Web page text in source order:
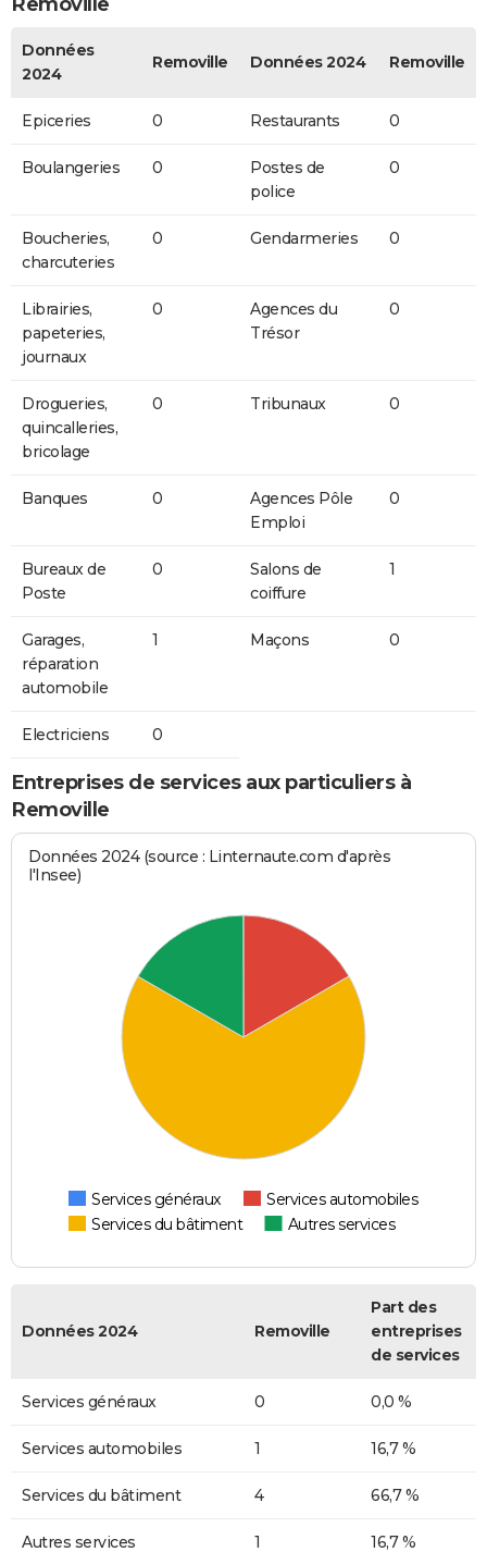
Données
2024
Removille Données 2024 Removille
Epiceries 0 Restaurants 0
Boulangeries 0
Postes de
police
0
Boucheries,
charcuteries
0 Gendarmeries 0
Librairies,
papeteries,
journaux
0
Agences du
Trésor
0
Drogueries,
quincalleries,
bricolage
0 Tribunaux 0
Banques 0
Agences Pôle
Emploi
0
Bureaux de
Poste
0
Salons de
coiffure
1
Garages,
réparation
automobile
1 Maçons 0
Electriciens 0
Entreprises de services aux particuliers à
Removille
Données 2024 (source : Linternaute.com d'après
l'Insee)
Services généraux
Services automobiles
Services du bâtiment
Autres services
Données 2024 Removille
Part des
entreprises
de services
Services généraux 0 0,0 %
Services automobiles 1 16,7 %
Services du bâtiment 4 66,7 %
Autres services 1 16,7 %